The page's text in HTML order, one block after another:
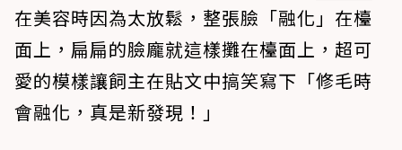
在美容時因為太放鬆，整張臉「融化」在檯
面上，扁扁的臉龐就這樣攤在檯面上，超可
愛的模樣讓飼主在貼文中搞笑寫下「修毛時
會融化，真是新發現！」